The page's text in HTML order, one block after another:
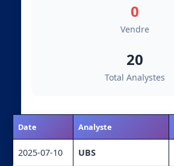
0
Vendre
20
Total Analystes
Date Analyste
2025-07-10 UBS